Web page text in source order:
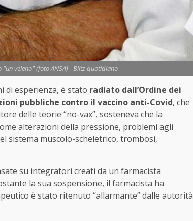
veleno" (foto ANSA) - Blitz quotidiano
di esperienza, è stato radiato dall’Ordine dei
pubbliche contro il vaccino anti-Covid, che
delle teorie “no-vax”, sosteneva che la
alterazioni della pressione, problemi agli
sistema muscolo-scheletrico, trombosi,
su integratori creati da un farmacista
la sua sospensione, il farmacista ha
è stato ritenuto “allarmante” dalle autorità